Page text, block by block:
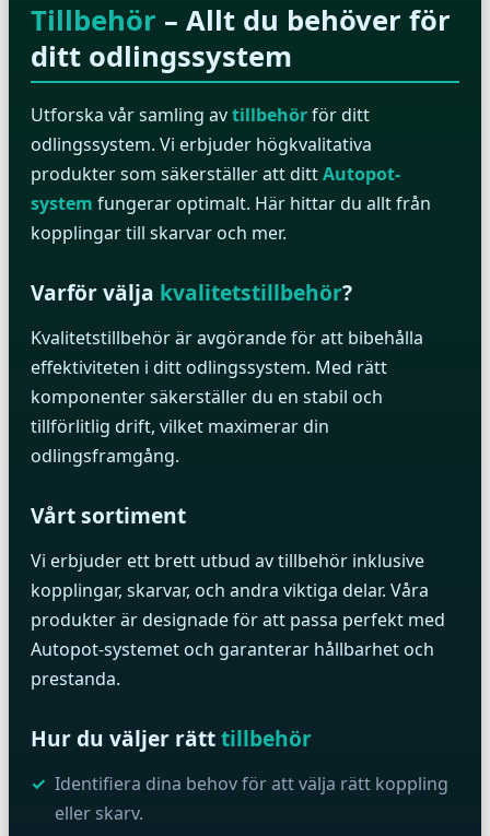
Tillbehör – Allt du behöver för
ditt odlingssystem
Utforska vår samling avtillbehörför ditt
odlingssystem. Vi erbjuder högkvalitativa
produkter som säkerställer att dittAutopot-
system fungerar optimalt. Här hittar du allt från
kopplingar till skarvar och mer.
Varför välja kvalitetstillbehör?
Kvalitetstillbehör är avgörande för att bibehålla
effektiviteten i ditt odlingssystem. Med rätt
komponenter säkerställer du en stabil och
tillförlitlig drift, vilket maximerar din
odlingsframgång.
Vårt sortiment
Vi erbjuder ett brett utbud av tillbehör inklusive
kopplingar, skarvar, och andra viktiga delar. Våra
produkter är designade för att passa perfekt med
Autopot-systemet och garanterar hållbarhet och
prestanda.
Hur du väljer rätttillbehör
Identifiera dina behov för att välja rätt koppling
eller skarv.